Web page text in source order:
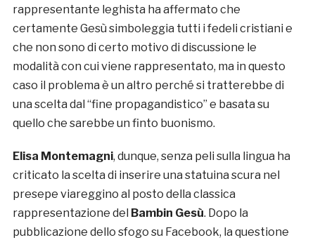
rappresentante leghista ha affermato che
certamente Gesù simboleggia tutti i fedeli cristiani e
che non sono di certo motivo di discussione le
modalità con cui viene rappresentato, ma in questo
caso il problema è un altro perché si tratterebbe di
una scelta dal “fine propagandistico” e basata su
quello che sarebbe un finto buonismo.
Elisa Montemagni, dunque, senza peli sulla lingua ha
criticato la scelta di inserire una statuina scura nel
presepe viareggino al posto della classica
rappresentazione del Bambin Gesù. Dopo la
pubblicazione dello sfogo su Facebook, la questione